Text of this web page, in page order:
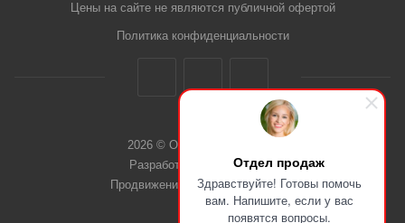
Отдел продаж
Здравствуйте! Готовы помочь
вам. Напишите, если у вас
появятся вопросы.
Цены на сайте не являются публичной офертой
Политика конфиденциальности
2026 © ООО "СПб Металл"
Разработка сайта Dieztech
Продвижение сайта — Веб-Центр